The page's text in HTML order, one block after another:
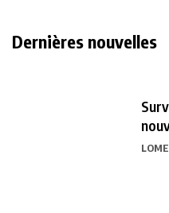
Dernières nouvelles